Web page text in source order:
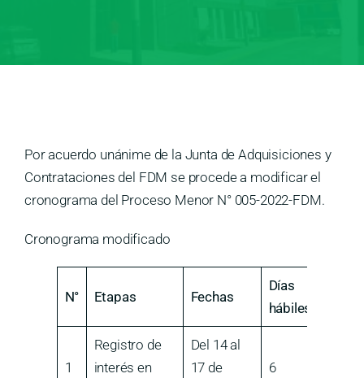
Por acuerdo unánime de la Junta de Adquisiciones y
Contrataciones del FDM se procede a modificar el
cronograma del Proceso Menor N° 005-2022-FDM.
Cronograma modificado
N° Etapas Fechas
Días
hábiles
1
Registro de
interés en
Del 14 al
17 de
6